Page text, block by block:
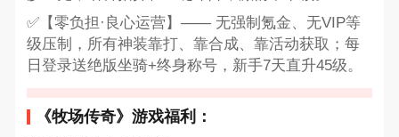
✅【零负担·良心运营】—— 无强制氪金、无VIP等
级压制，所有神装靠打、靠合成、靠活动获取；每
日登录送绝版坐骑+终身称号，新手7天直升45级。
《牧场传奇》游戏福利：